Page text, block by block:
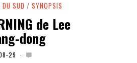
DU SUD / SYNOPSIS
de Lee
dong
29